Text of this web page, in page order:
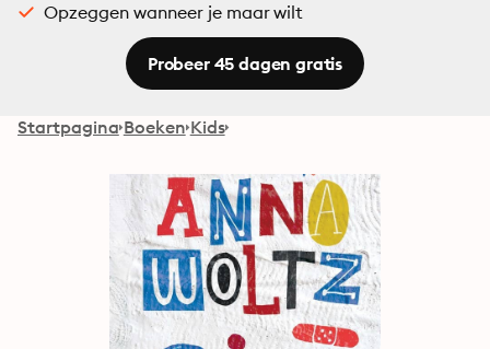
Opzeggen wanneer je maar wilt
Probeer 45 dagen gratis
Startpagina Boeken Kids